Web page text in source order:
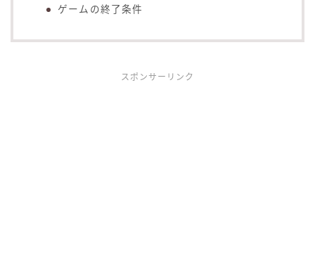
ゲームの終了条件
スポンサーリンク